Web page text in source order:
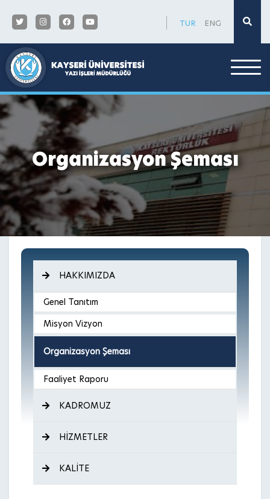
×
TUR ENG
Organizasyon Şeması
HAKKIMIZDA
Genel Tanıtım
Misyon Vizyon
Organizasyon Şeması
Faaliyet Raporu
KADROMUZ
HİZMETLER
KALİTE